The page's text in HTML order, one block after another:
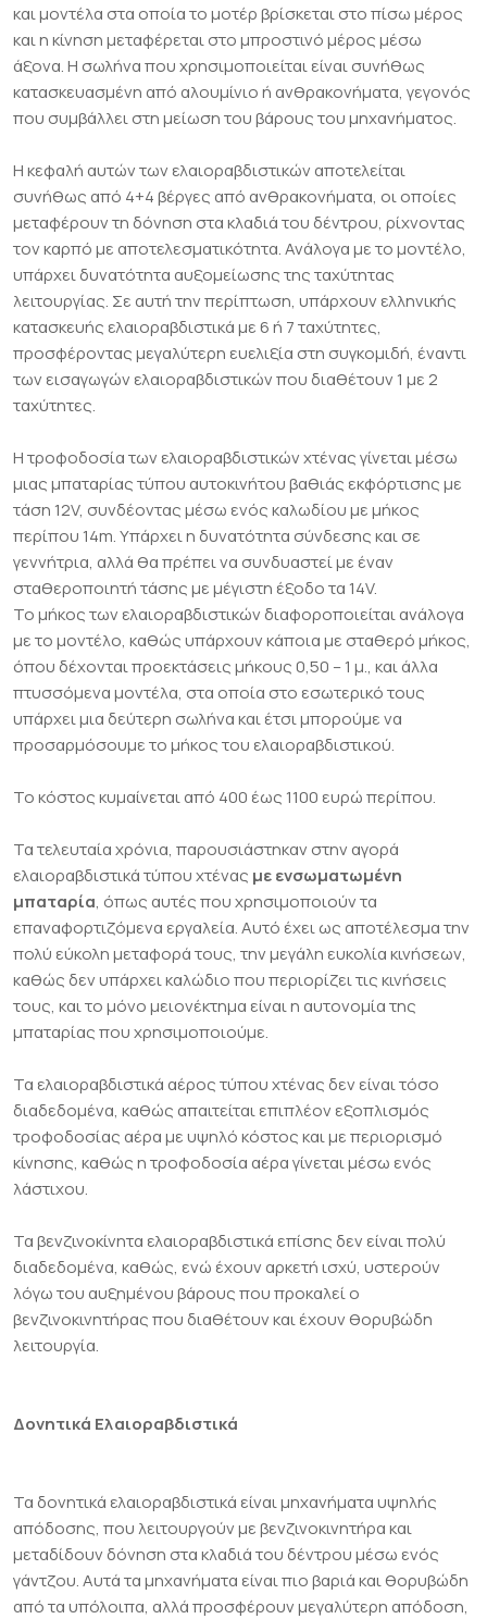
και μοντέλα στα οποία το μοτέρ βρίσκεται στο πίσω μέρος
και η κίνηση μεταφέρεται στο μπροστινό μέρος μέσω
άξονα. Η σωλήνα που χρησιμοποιείται είναι συνήθως
κατασκευασμένη από αλουμίνιο ή ανθρακονήματα, γεγονός
που συμβάλλει στη μείωση του βάρους του μηχανήματος.
Η κεφαλή αυτών των ελαιοραβδιστικών αποτελείται
συνήθως από 4+4 βέργες από ανθρακονήματα, οι οποίες
μεταφέρουν τη δόνηση στα κλαδιά του δέντρου, ρίχνοντας
τον καρπό με αποτελεσματικότητα. Ανάλογα με το μοντέλο,
υπάρχει δυνατότητα αυξομείωσης της ταχύτητας
λειτουργίας. Σε αυτή την περίπτωση, υπάρχουν ελληνικής
κατασκευής ελαιοραβδιστικά με 6 ή 7 ταχύτητες,
προσφέροντας μεγαλύτερη ευελιξία στη συγκομιδή, έναντι
των εισαγωγών ελαιοραβδιστικών που διαθέτουν 1 με 2
ταχύτητες.
Η τροφοδοσία των ελαιοραβδιστικών χτένας γίνεται μέσω
μιας μπαταρίας τύπου αυτοκινήτου βαθιάς εκφόρτισης με
τάση 12V, συνδέοντας μέσω ενός καλωδίου με μήκος
περίπου 14m. Υπάρχει η δυνατότητα σύνδεσης και σε
γεννήτρια, αλλά θα πρέπει να συνδυαστεί με έναν
σταθεροποιητή τάσης με μέγιστη έξοδο τα 14V.
Το μήκος των ελαιοραβδιστικών διαφοροποιείται ανάλογα
με το μοντέλο, καθώς υπάρχουν κάποια με σταθερό μήκος,
όπου δέχονται προεκτάσεις μήκους 0,50 – 1 μ., και άλλα
πτυσσόμενα μοντέλα, στα οποία στο εσωτερικό τους
υπάρχει μια δεύτερη σωλήνα και έτσι μπορούμε να
προσαρμόσουμε το μήκος του ελαιοραβδιστικού.
Το κόστος κυμαίνεται από 400 έως 1100 ευρώ περίπου.
Τα τελευταία χρόνια, παρουσιάστηκαν στην αγορά
ελαιοραβδιστικά τύπου χτένας με ενσωματωμένη
μπαταρία, όπως αυτές που χρησιμοποιούν τα
επαναφορτιζόμενα εργαλεία. Αυτό έχει ως αποτέλεσμα την
πολύ εύκολη μεταφορά τους, την μεγάλη ευκολία κινήσεων,
καθώς δεν υπάρχει καλώδιο που περιορίζει τις κινήσεις
τους, και το μόνο μειονέκτημα είναι η αυτονομία της
μπαταρίας που χρησιμοποιούμε.
Τα ελαιοραβδιστικά αέρος τύπου χτένας δεν είναι τόσο
διαδεδομένα, καθώς απαιτείται επιπλέον εξοπλισμός
τροφοδοσίας αέρα με υψηλό κόστος και με περιορισμό
κίνησης, καθώς η τροφοδοσία αέρα γίνεται μέσω ενός
λάστιχου.
Τα βενζινοκίνητα ελαιοραβδιστικά επίσης δεν είναι πολύ
διαδεδομένα, καθώς, ενώ έχουν αρκετή ισχύ, υστερούν
λόγω του αυξημένου βάρους που προκαλεί ο
βενζινοκινητήρας που διαθέτουν και έχουν θορυβώδη
λειτουργία.
Δονητικά Ελαιοραβδιστικά
Τα δονητικά ελαιοραβδιστικά είναι μηχανήματα υψηλής
απόδοσης, που λειτουργούν με βενζινοκινητήρα και
μεταδίδουν δόνηση στα κλαδιά του δέντρου μέσω ενός
γάντζου. Αυτά τα μηχανήματα είναι πιο βαριά και θορυβώδη
από τα υπόλοιπα, αλλά προσφέρουν μεγαλύτερη απόδοση,